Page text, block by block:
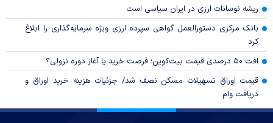
ریشه نوسانات ارزی در ایران سیاسی است
بانک مرکزی دستورالعمل گواهی سپرده ارزی ویژه سرمایه‌گذاری را ابلاغ
کرد
افت ۵۰ درصدی قیمت بیت‌کوین؛ فرصت خرید یا آغاز دوره نزولی؟
قیمت اوراق تسهیلات مسکن نصف شد/ جزئیات هزینه خرید اوراق و
دریافت وام